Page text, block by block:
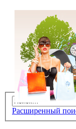
Расширенный